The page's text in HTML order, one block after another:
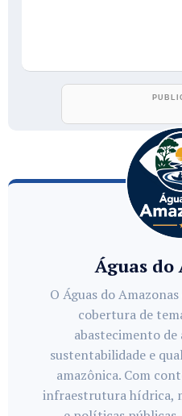
Águas do
O Águas do
cobertura de
abastecimento de
sustentabilidade e
amazônica. Com
infraestrutura hídrica,